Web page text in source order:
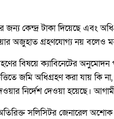
কেন্দ্র টাকা দিয়েছে এবং
অজুহাত গ্রহণযোগ্য নয় বলেও
বিষয়ে ক্যাবিনেটের অনুমোদন
জমি অধিগ্রহণ করা যায় কি
নির্দেশ দেওয়া হয়েছে।
সলিসিটর জেনারেল